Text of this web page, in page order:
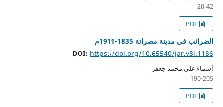
20-42
PDF
الضرائب في مدينة مصراتة 1835-1911م
DOI: https://doi.org/10.65540/jar.v8i.1186
أسماء علي محمد جعفر
190-205
PDF